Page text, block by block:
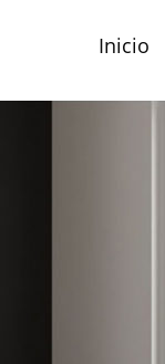
Inicio